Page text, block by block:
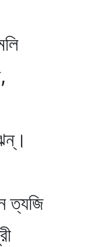
ত্যজি